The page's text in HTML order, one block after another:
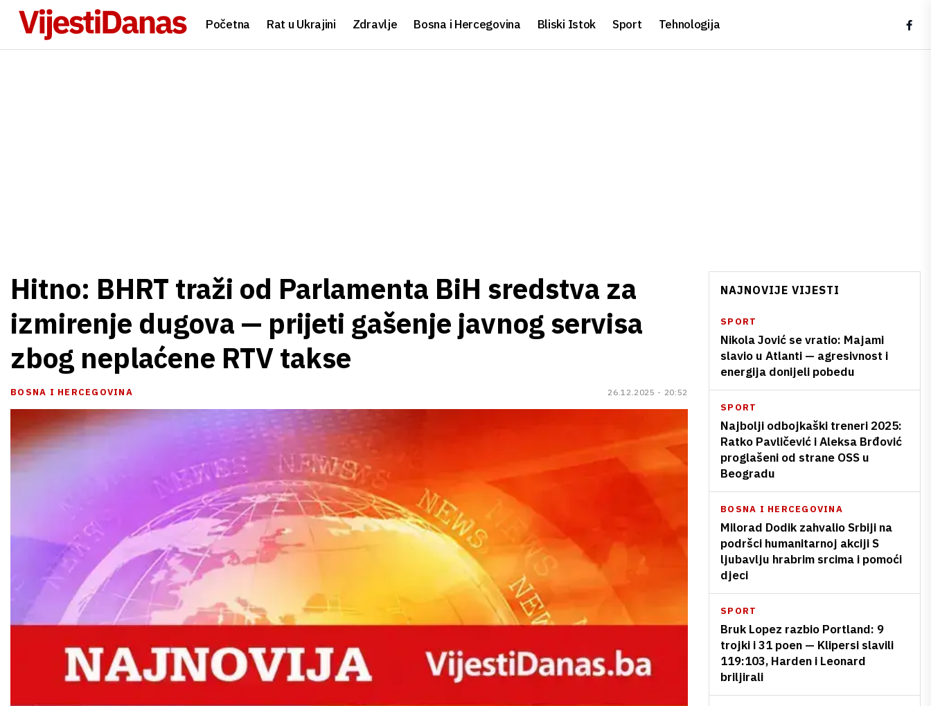
Početna Rat u Ukrajini Zdravlje Bosna i Hercegovina Bliski Istok Sport Tehnologija
Hitno: BHRT traži od Parlamenta BiH sredstva za
izmirenje dugova — prijeti gašenje javnog servisa
zbog neplaćene RTV takse
BOSNA I HERCEGOVINA 26.12.2025 - 20:52
NAJNOVIJE VIJESTI
SPORT
Nikola Jović se vratio: Majami
slavio u Atlanti — agresivnost i
energija donijeli pobedu
SPORT
Najbolji odbojkaški treneri 2025:
Ratko Pavličević i Aleksa Brđović
proglašeni od strane OSS u
Beogradu
BOSNA I HERCEGOVINA
Milorad Dodik zahvalio Srbiji na
podršci humanitarnoj akciji S
ljubavlju hrabrim srcima i pomoći
djeci
SPORT
Bruk Lopez razbio Portland: 9
trojki i 31 poen — Klipersi slavili
119:103, Harden i Leonard
briljirali